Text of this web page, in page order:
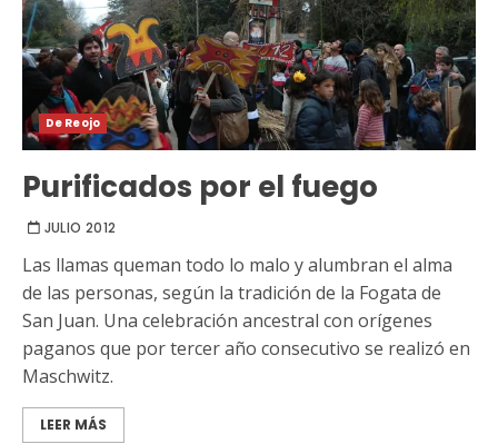
De Reojo
Purificados por el fuego
JULIO 2012
Las llamas queman todo lo malo y alumbran el alma
de las personas, según la tradición de la Fogata de
San Juan. Una celebración ancestral con orígenes
paganos que por tercer año consecutivo se realizó en
Maschwitz.
LEER MÁS